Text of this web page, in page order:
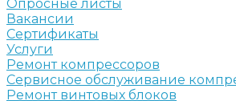
Опросные листы
Вакансии
Сертификаты
Услуги
Ремонт компрессоров
Сервисное обслуживание
Ремонт винтовых блоков